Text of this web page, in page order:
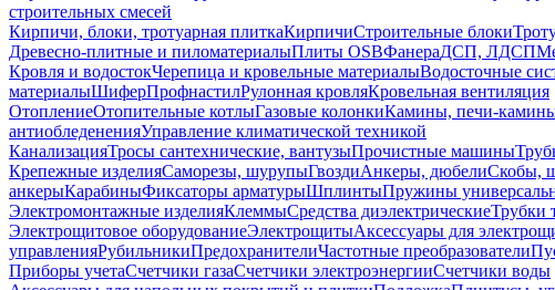
строительных смесей
Кирпичи, блоки, тротуарная плиткаКирпичиСтроительные блоки
Древесно-плитные и пиломатериалыПлиты OSBФанераДСП, ЛДСП
Кровля и водостокЧерепица и кровельные материалыВодосточные
материалыШиферПрофнастилРулонная кровляКровельная вентиляция
ОтоплениеОтопительные котлыГазовые колонкиКамины, печи-
антиобледененияУправление климатической техникой
КанализацияТросы сантехнические, вантузыПрочистные машины
Крепежные изделияСаморезы, шурупыГвоздиАнкеры, дюбелиСкобы,
анкерыКарабиныФиксаторы арматурыШплинтыПружины
Электромонтажные изделияКлеммыСредства диэлектрическиеТрубки
Электрощитовое оборудованиеЭлектрощитыАксессуары для
управленияРубильникиПредохранителиЧастотные преобразователи
Приборы учетаСчетчики газаСчетчики электроэнергииСчетчики воды